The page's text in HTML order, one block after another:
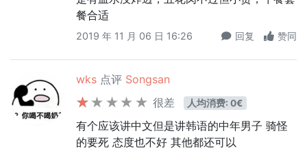
餐合适
2019 年 11 月 06 日 16:26 回复 赞同
wks 点评 Songsan
很差
人均消费: 0€
有个应该讲中文但是讲韩语的中年男子 骑怪
的要死 态度也不好 其他都还可以